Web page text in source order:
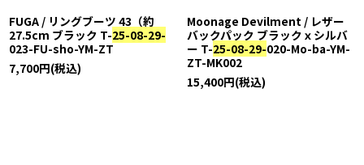
FUGA / リングブーツ 43（約
27.5cm ブラック T-25-08-29-
023-FU-sho-YM-ZT
7,700円(税込)
Moonage Devilment / レザー
バックパック ブラックｘシルバ
ー T-25-08-29-020-Mo-ba-YM-
ZT-MK002
15,400円(税込)